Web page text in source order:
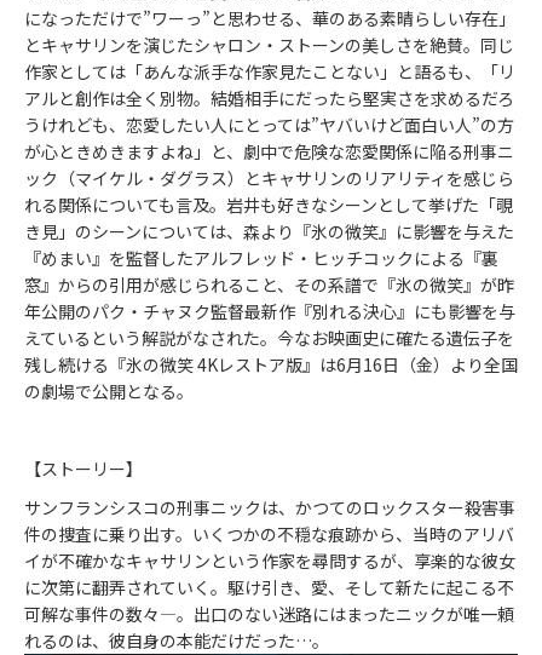
になっただけで”ワーっ”と思わせる、華のある素晴らしい存在」
とキャサリンを演じたシャロン・ストーンの美しさを絶賛。同じ
作家としては「あんな派手な作家見たことない」と語るも、「リ
アルと創作は全く別物。結婚相手にだったら堅実さを求めるだろ
うけれども、恋愛したい人にとっては”ヤバいけど面白い人”の方
が心ときめきますよね」と、劇中で危険な恋愛関係に陥る刑事ニ
ック（マイケル・ダグラス）とキャサリンのリアリティを感じら
れる関係についても言及。岩井も好きなシーンとして挙げた「覗
き見」のシーンについては、森より『氷の微笑』に影響を与えた
『めまい』を監督したアルフレッド・ヒッチコックによる『裏
窓』からの引用が感じられること、その系譜で『氷の微笑』が昨
年公開のパク・チャヌク監督最新作『別れる決心』にも影響を与
えているという解説がなされた。今なお映画史に確たる遺伝子を
残し続ける『氷の微笑 4Kレストア版』は6月16日（金）より全国
の劇場で公開となる。
【ストーリー】
サンフランシスコの刑事ニックは、かつてのロックスター殺害事
件の捜査に乗り出す。いくつかの不穏な痕跡から、当時のアリバ
イが不確かなキャサリンという作家を尋問するが、享楽的な彼女
に次第に翻弄されていく。駆け引き、愛、そして新たに起こる不
可解な事件の数々―。出口のない迷路にはまったニックが唯一頼
れるのは、彼自身の本能だけだった…。